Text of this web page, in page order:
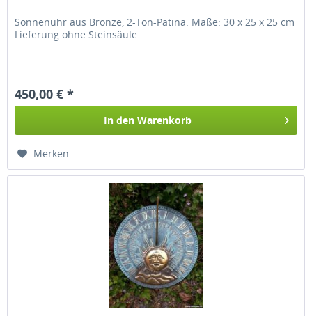
Sonnenuhr aus Bronze, 2-Ton-Patina. Maße: 30 x 25 x 25 cm
Lieferung ohne Steinsäule
450,00 € *
In den Warenkorb
Merken